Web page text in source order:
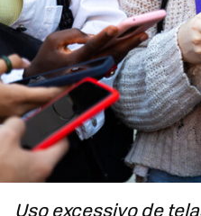
Uso excessivo de